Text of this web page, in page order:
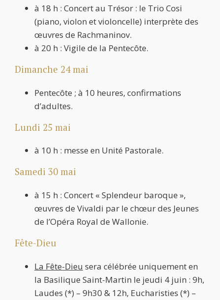
à 18 h : Concert au Trésor : le Trio Cosi
(piano, violon et violoncelle) interprète des
œuvres de Rachmaninov.
à 20 h : Vigile de la Pentecôte.
Dimanche 24 mai
Pentecôte ; à 10 heures, confirmations
d’adultes.
Lundi 25 mai
à 10 h : messe en Unité Pastorale.
Samedi 30 mai
à 15 h : Concert « Splendeur baroque »,
œuvres de Vivaldi par le chœur des Jeunes
de l’Opéra Royal de Wallonie.
Fête-Dieu
La Fête-Dieu sera célébrée uniquement en
la Basilique Saint-Martin le jeudi 4 juin : 9h,
Laudes (*) – 9h30 & 12h, Eucharisties (*) –